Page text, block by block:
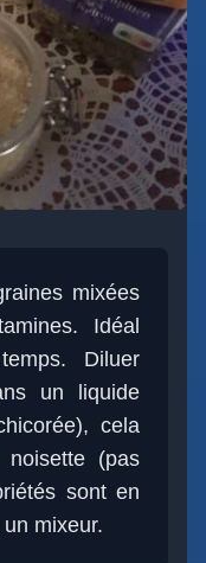
mixées
Idéal
Diluer
un liquide
cela
(pas
sont en
mixeur.